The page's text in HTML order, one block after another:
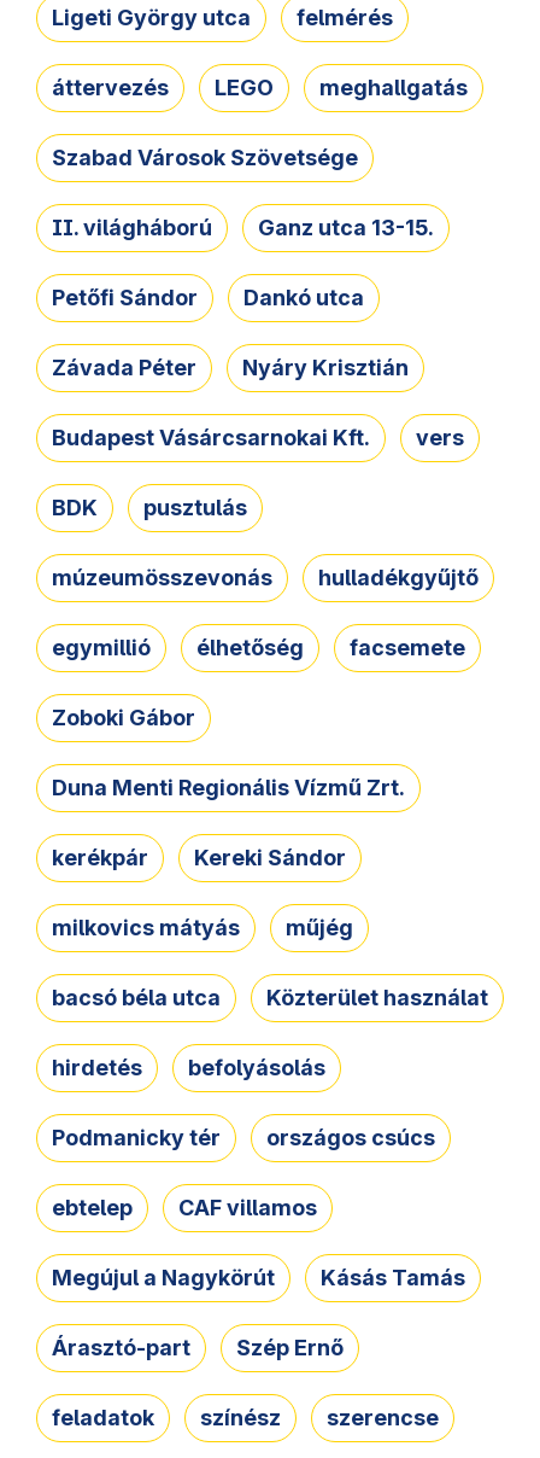
Ligeti György utca felmérés
áttervezés LEGO meghallgatás
Szabad Városok Szövetsége
II. világháború Ganz utca 13-15.
Petőfi Sándor Dankó utca
Závada Péter Nyáry Krisztián
Budapest Vásárcsarnokai Kft. vers
BDK pusztulás
múzeumösszevonás hulladékgyűjtő
egymillió élhetőség facsemete
Zoboki Gábor
Duna Menti Regionális Vízmű Zrt.
kerékpár Kereki Sándor
milkovics mátyás műjég
bacsó béla utca Közterület használat
hirdetés befolyásolás
Podmanicky tér országos csúcs
ebtelep CAF villamos
Megújul a Nagykörút Kásás Tamás
Árasztó-part Szép Ernő
feladatok színész szerencse